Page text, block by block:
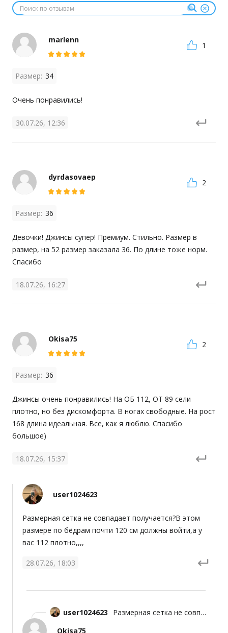
marlenn
1
Размер: 34
Очень понравились!
30.07.26, 12:36
dyrdasovaep
2
Размер: 36
Девочки! Джинсы супер! Премиум. Стильно. Размер в
размер, на 52 размер заказала 36. По длине тоже норм.
Спасибо
18.07.26, 16:27
Okisa75
2
Размер: 36
Джинсы очень понравились! На ОБ 112, ОТ 89 сели
плотно, но без дискомфорта. В ногах свободные. На рост
168 длина идеальная. Все, как я люблю. Спасибо
большое)
18.07.26, 15:37
user1024623
Размерная сетка не совпадает получается?В этом
размере по бёдрам почти 120 см должны войти,а у
вас 112 плотно,,,,
28.07.26, 18:03
user1024623
Размерная сетка не совпадает получается?В этом размере по бёдрам почти 120 см должны войти,а у вас 112 плотно,,,,
Okisa75